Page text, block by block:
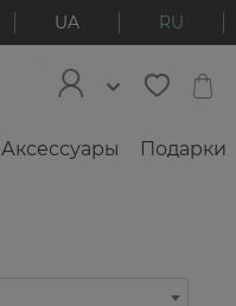
UA RU
Аксессуары Подарки